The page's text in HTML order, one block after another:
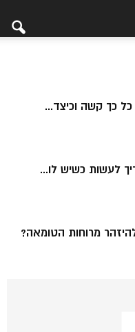
כך קשה וכיצד...
לעשות כשיש לו...
מרוחות הטומאה?